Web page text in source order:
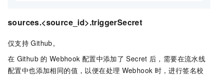
sources.<source_id>.triggerSecret
仅支持 Github。
在 Github 的 Webhook 配置中添加了 Secret 后，需要在流水线
配置中也添加相同的值，以便在处理 Webhook 时，进行签名校